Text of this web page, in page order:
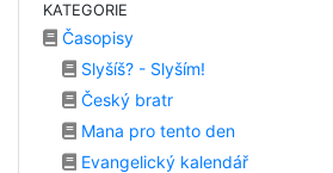
KATEGORIE
Časopisy
Slyšíš? - Slyším!
Český bratr
Mana pro tento den
Evangelický kalendář